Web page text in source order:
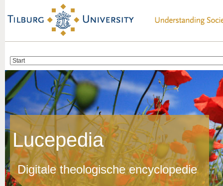
Lucepedia
Digitale theologische encyclopedie